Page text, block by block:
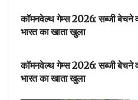
कॉमनवेल्थ गेम्स 2026: सब्जी बेचने
भारत का खाता खुला
कॉमनवेल्थ गेम्स 2026: सब्जी बेचने
भारत का खाता खुला